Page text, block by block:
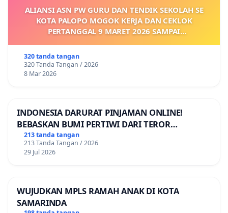
ALIANSI ASN PW GURU DAN TENDIK SEKOLAH SE
KOTA PALOPO MOGOK KERJA DAN CEKLOK
PERTANGGAL 9 MARET 2026 SAMPAI
KEJELASAN SUMBER GAJI POKOK
320 tanda tangan
320 Tanda Tangan / 2026
8 Mar 2026
INDONESIA DARURAT PINJAMAN ONLINE!
BEBASKAN BUMI PERTIWI DARI TEROR
PINJAMAN ONLINE! TUTUP PINJOL!
213 tanda tangan
213 Tanda Tangan / 2026
29 Jul 2026
WUJUDKAN MPLS RAMAH ANAK DI KOTA
SAMARINDA